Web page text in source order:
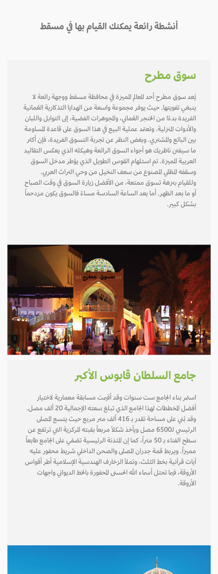
أنشطة رائعة يمكنك القيام بها في مسقط
سوق مطرح
يُعد سوق مطرح أحد المعالم المميزة في محافظة مسقط ووجهة رائعة لا
ينبغي تفويتها. حيث يوفر مجموعة واسعة من الهدايا التذكارية العُمانية
الفريدة بدءًا من الخنجر العُماني، والمجوهرات الفضية، إلى التوابل واللبان
والأدوات المنزلية. وتعتمد عملية البيع في هذا السوق على قاعدة المساومة
بين البائع والمشتري. وبغض النظر عن تجربة التسوق الفريدة، فإن أكثر
ما سيفتن ناظريك هو أجواء السوق الرائعة وهيكله الذي يعكس التقاليد
العربية المميزة. تم استلهام القوس الطويل الذي يؤطر مدخل السوق
وسقفه المظلي المصنوع من سعف النخيل من وحي التراث العربي.
وللقيام بنزهة تسوق ممتعة، من الأفضل زيارة السوق في وقت الصباح
أو ما بعد الظهر. أما بعد الساعة السادسة مساءً فالسوق يكون مزدحماً
بشكل كبير.
جامع السلطان قابوس الأكبر
استمر بناء الجامع ست سنوات وقد أقيمت مسابقة معمارية لاختيار
أفضل المخططات لهذا الجامع الذي تبلغ سعته الإجمالية 20 ألف مصل.
وقد بُني على مساحة تقدر بـ 416 ألف متر مربع حيث يتسع المصلى
الرئيسي لـ6500 مصل ويأخذ شكلاً مربعاً بقبته المركزية التي ترتفع عن
سطح الفناء بـ 50 متراً، كما إن المئذنة الرئيسية تضفي على الجامع طابعاً
مميزاً. ويربط قمة جدران المصلى والصحن الداخلي شريط محفور عليه
آيات قرآنية بخط الثلث، وتملأ الزخارف الهندسية الإسلامية أطر أقواس
الأروقة، فيما تحتل أسماء الله الحسنى المحفورة بالخط الديواني واجهات
الأروقة.